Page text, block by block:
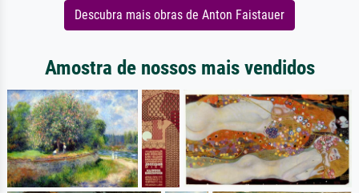
Descubra mais obras de Anton Faistauer
Amostra de nossos mais vendidos